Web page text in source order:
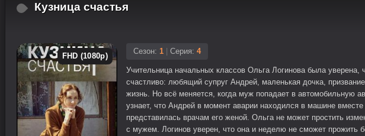
Кузница счастья
FHD (1080p)
Сезон: 1 Серия: 4
Учительница начальных классов Ольга Логинова была уверена,
счастливо: любящий супруг Андрей, маленькая дочка,
жизнь. Но всё меняется, когда муж попадает в автомобильную
узнает, что Андрей в момент аварии находился в машине вместе
представилась врачам его женой. Ольга не может простить
с мужем. Логинов уверен, что она и неделю не сможет прожить